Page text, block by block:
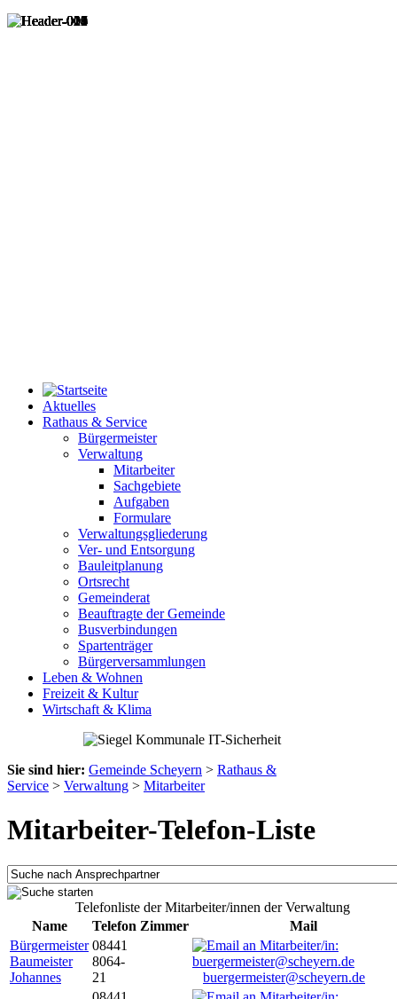
Aktuelles
Rathaus & Service
Bürgermeister
Verwaltung
Mitarbeiter
Sachgebiete
Aufgaben
Formulare
Verwaltungsgliederung
Ver- und Entsorgung
Bauleitplanung
Ortsrecht
Gemeinderat
Beauftragte der Gemeinde
Busverbindungen
Spartenträger
Bürgerversammlungen
Leben & Wohnen
Freizeit & Kultur
Wirtschaft & Klima
Sie sind hier: Gemeinde Scheyern > Rathaus &
Service > Verwaltung > Mitarbeiter
Mitarbeiter-Telefon-Liste
Telefonliste der Mitarbeiter/innen der Verwaltung
Name
Telefon Zimmer
Mail
Bürgermeister
Baumeister
Johannes
08441
8064-
21
buergermeister@scheyern.de